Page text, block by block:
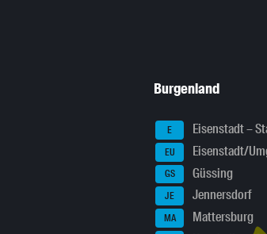
Burgenland
E Eisenstadt –
EU Eisenstadt/
GS Güssing
JE Jennersdorf
MA Mattersburg